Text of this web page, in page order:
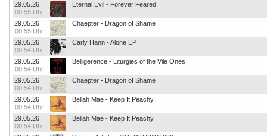
29.05.26
00:55 Uhr
Eternal Evil - Forever Feared
29.05.26
00:55 Uhr
Chaepter - Dragon of Shame
29.05.26
00:54 Uhr
Carly Hann - Alone EP
29.05.26
00:54 Uhr
Belligerence - Liturgies of the Vile Ones
29.05.26
00:54 Uhr
Chaepter - Dragon of Shame
29.05.26
00:54 Uhr
Bellah Mae - Keep It Peachy
29.05.26
00:54 Uhr
Bellah Mae - Keep It Peachy